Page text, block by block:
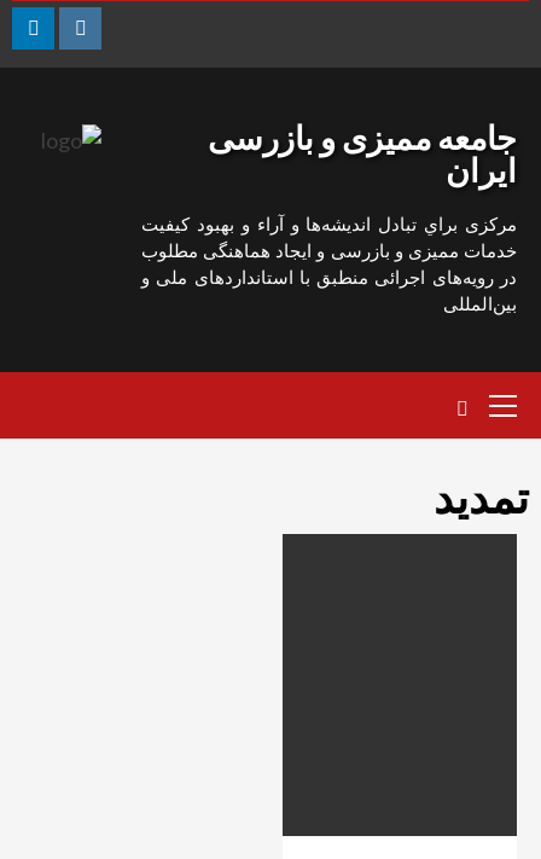
جامعه ممیزی و بازرسی
ایران
مركزی براي تبادل انديشه‌ها و آراء و بهبود كيفيت
خدمات مميزی و بازرسی و ايجاد هماهنگی مطلوب
در رويه‌های اجرائی منطبق با استانداردهای ملی و
بين‌المللی
تمدید